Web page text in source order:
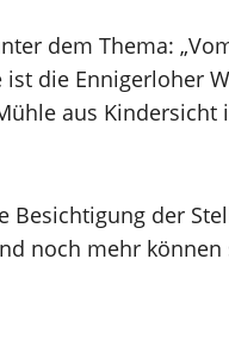
dem Thema:
die Ennigerloher
aus Kindersicht
Besichtigung der
noch mehr